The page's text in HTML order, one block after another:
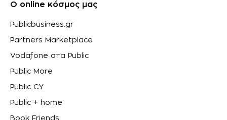
Ο online κόσμος μας
Publicbusiness.gr
Partners Marketplace
Vodafone στα Public
Public More
Public CY
Public + home
Book Friends